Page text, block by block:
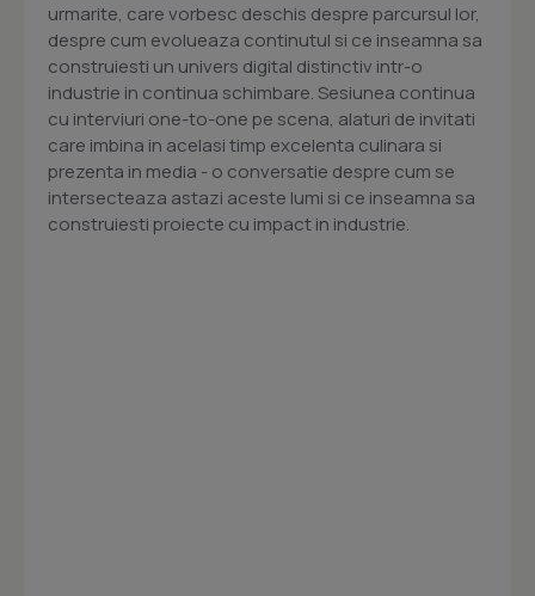
urmarite, care vorbesc deschis despre parcursul lor,
despre cum evolueaza continutul si ce inseamna sa
construiesti un univers digital distinctiv intr-o
industrie in continua schimbare. Sesiunea continua
cu interviuri one-to-one pe scena, alaturi de invitati
care imbina in acelasi timp excelenta culinara si
prezenta in media - o conversatie despre cum se
intersecteaza astazi aceste lumi si ce inseamna sa
construiesti proiecte cu impact in industrie.